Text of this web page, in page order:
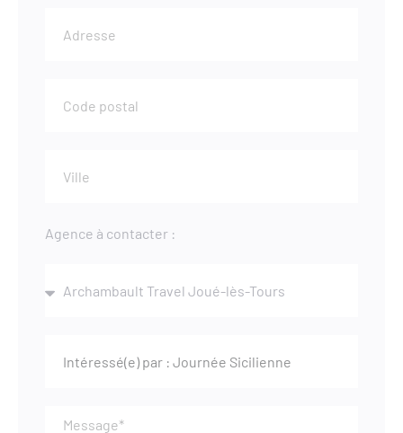
Agence à contacter :